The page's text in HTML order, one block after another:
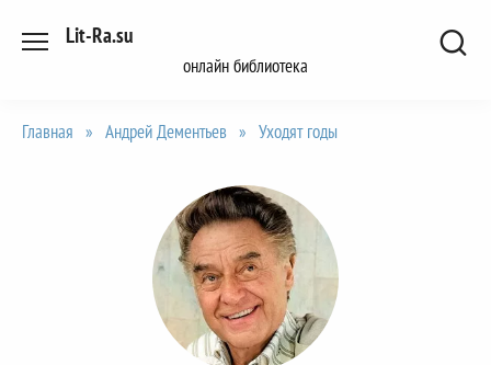
Lit-Ra.su
онлайн библиотека
Главная » Андрей Дементьев » Уходят годы